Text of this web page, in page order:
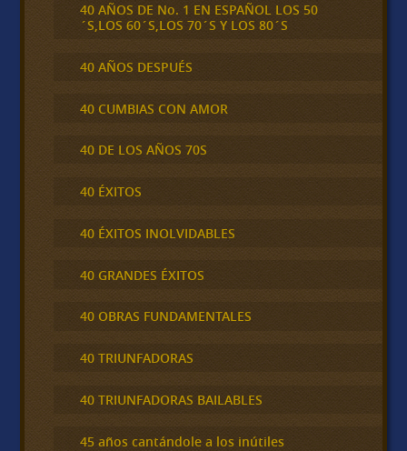
40 AÑOS DE No. 1 EN ESPAÑOL LOS 50
´S,LOS 60´S,LOS 70´S Y LOS 80´S
40 AÑOS DESPUÉS
40 CUMBIAS CON AMOR
40 DE LOS AÑOS 70S
40 ÉXITOS
40 ÉXITOS INOLVIDABLES
40 GRANDES ÉXITOS
40 OBRAS FUNDAMENTALES
40 TRIUNFADORAS
40 TRIUNFADORAS BAILABLES
45 años cantándole a los inútiles